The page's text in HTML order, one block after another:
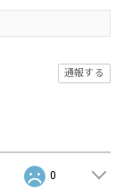
通報する
0